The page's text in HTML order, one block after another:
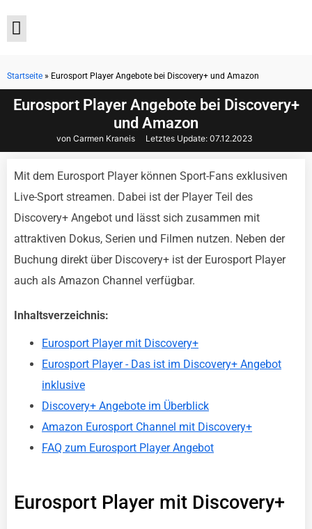
Eurosport Player Angebote bei Discovery+
und Amazon
von Carmen Kraneis Letztes Update: 07.12.2023
Startseite » Eurosport Player Angebote bei Discovery+ und Amazon
Mit dem Eurosport Player können Sport-Fans exklusiven
Live-Sport streamen. Dabei ist der Player Teil des
Discovery+ Angebot und lässt sich zusammen mit
attraktiven Dokus, Serien und Filmen nutzen. Neben der
Buchung direkt über Discovery+ ist der Eurosport Player
auch als Amazon Channel verfügbar.
Inhaltsverzeichnis:
Eurosport Player mit Discovery+
Eurosport Player - Das ist im Discovery+ Angebot
inklusive
Discovery+ Angebote im Überblick
Amazon Eurosport Channel mit Discovery+
FAQ zum Eurosport Player Angebot
Eurosport Player mit Discovery+